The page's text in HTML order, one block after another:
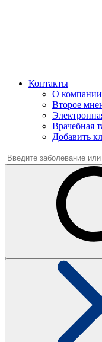
Контакты
О компании
Второе
Врачебная
Добавить